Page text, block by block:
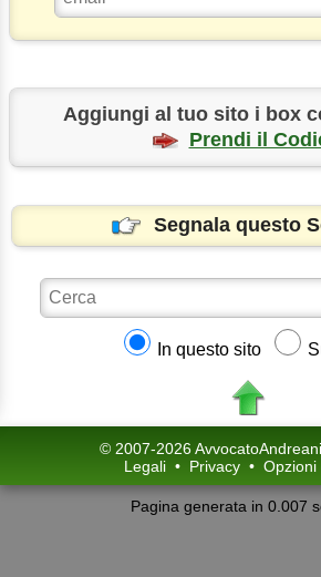
Aggiungi al tuo sito i box
Prendi il
Segnala questo
In questo sito
© 2007-2026
Legali • Privacy • Opzioni
Pagina generata in 0.007